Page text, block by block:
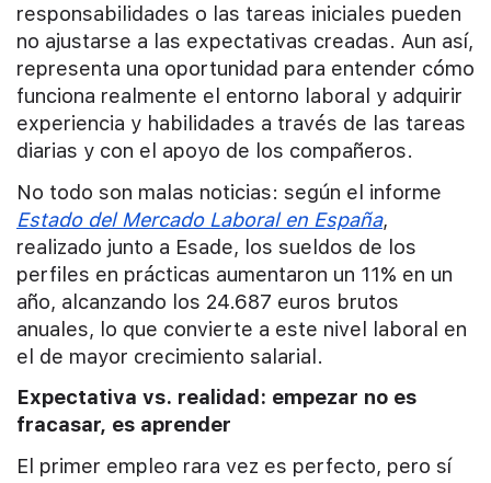
responsabilidades o las tareas iniciales pueden
no ajustarse a las expectativas creadas. Aun así,
representa una oportunidad para entender cómo
funciona realmente el entorno laboral y adquirir
experiencia y habilidades a través de las tareas
diarias y con el apoyo de los compañeros.
No todo son malas noticias: según el informe
Estado del Mercado Laboral en España,
realizado junto a Esade, los sueldos de los
perfiles en prácticas aumentaron un 11% en un
año, alcanzando los 24.687 euros brutos
anuales, lo que convierte a este nivel laboral en
el de mayor crecimiento salarial.
Expectativa vs. realidad: empezar no es
fracasar, es aprender
El primer empleo rara vez es perfecto, pero sí